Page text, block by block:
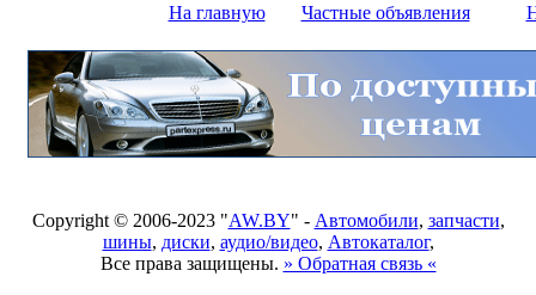
На главную Частные объявления
Copyright © 2006-2023 "AW.BY" - Автомобили, запчасти,
шины, диски, аудио/видео, Автокаталог,
Все права защищены. » Обратная связь «